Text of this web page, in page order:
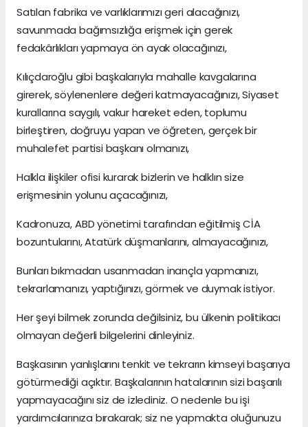
Satılan fabrika ve varlıklarımızı geri alacağınızı,
savunmada bağımsızlığa erişmek için gerek
fedakârlıkları yapmaya ön ayak olacağınızı,
Kılıçdaroğlu gibi başkalarıyla mahalle kavgalarına
girerek, söylenenlere değeri katmayacağınızı, Siyaset
kurallarına saygılı, vakur hareket eden, toplumu
birleştiren, doğruyu yapan ve öğreten, gerçek bir
muhalefet partisi başkanı olmanızı,
Halkla ilişkiler ofisi kurarak bizlerin ve halklın size
erişmesinin yolunu açacağınızı,
Kadronuza, ABD yönetimi tarafından eğitilmiş CİA
bozuntularını, Atatürk düşmanlarını, almayacağınızı,
Bunları bıkmadan usanmadan inançla yapmanızı,
tekrarlamanızı, yaptığınızı, görmek ve duymak istiyor.
Her şeyi bilmek zorunda değilsiniz, bu ülkenin politikacı
olmayan değerli bilgelerini dinleyiniz.
Başkasının yanlışlarını tenkit ve tekrarın kimseyi başarıya
götürmediği açıktır. Başkalarının hatalarının sizi başarılı
yapmayacağını siz de izlediniz. O nedenle bu işi
yardımcılarınıza bırakarak; siz ne yapmakta oluğunuzu